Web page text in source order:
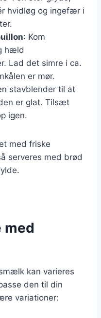
hvidløg og ingefær i
: Kom
hæld
Lad det simre i ca.
er mør.
stavblender til at
er glat. Tilsæt
igen.
med friske
serveres med brød
med
kan varieres
den til din
variationer: